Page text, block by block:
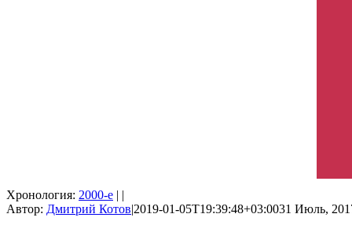
Хронология: 2000-е | |
Автор: Дмитрий Котов|2019-01-05T19:39:48+03:0031 Июль,